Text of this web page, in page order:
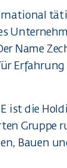
Name
Erfahrung
ist die
Gruppe
Bauen